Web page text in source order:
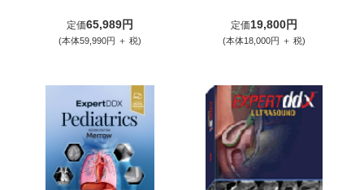
定価65,989円
(本体59,990円 ＋ 税)
定価19,800円
(本体18,000円 ＋ 税)